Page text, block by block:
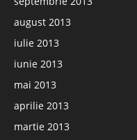
august 2013
iulie 2013
iunie 2013
mai 2013
aprilie 2013
martie 2013